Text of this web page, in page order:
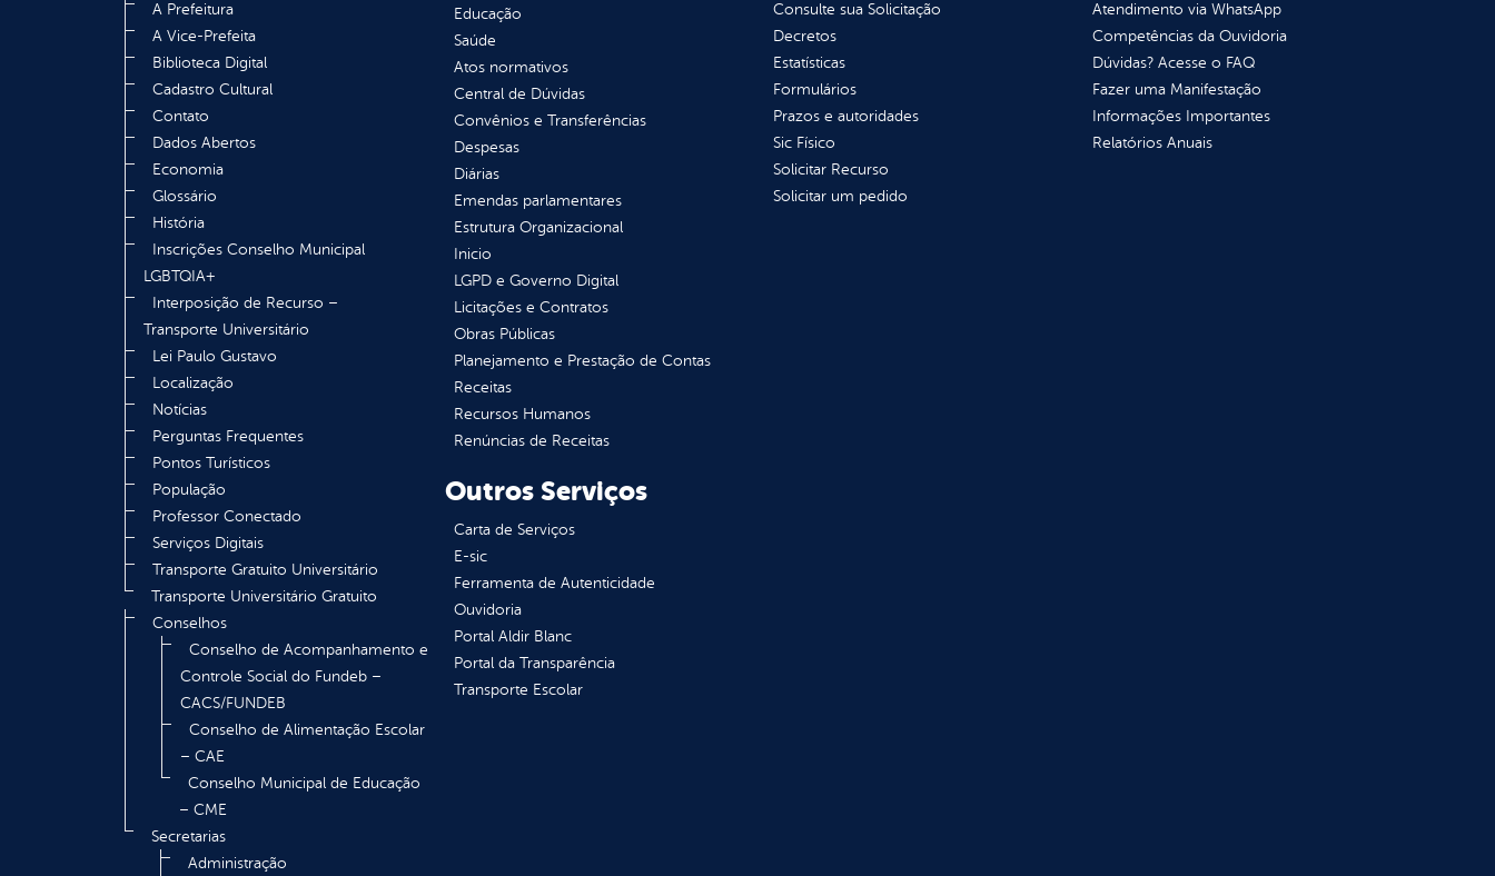
A Prefeitura
A Vice-Prefeita
Biblioteca Digital
Cadastro Cultural
Contato
Dados Abertos
Economia
Glossário
História
Inscrições Conselho Municipal
LGBTQIA+
Interposição de Recurso –
Transporte Universitário
Lei Paulo Gustavo
Localização
Notícias
Perguntas Frequentes
Pontos Turísticos
População
Professor Conectado
Serviços Digitais
Transporte Gratuito Universitário
Transporte Universitário Gratuito
Conselhos
Conselho de Acompanhamento e
Controle Social do Fundeb –
CACS/FUNDEB
Conselho de Alimentação Escolar
– CAE
Conselho Municipal de Educação
– CME
Secretarias
Administração
Educação
Saúde
Atos normativos
Central de Dúvidas
Convênios e Transferências
Despesas
Diárias
Emendas parlamentares
Estrutura Organizacional
Inicio
LGPD e Governo Digital
Licitações e Contratos
Obras Públicas
Planejamento e Prestação de Contas
Receitas
Recursos Humanos
Renúncias de Receitas
Consulte sua Solicitação
Decretos
Estatísticas
Formulários
Prazos e autoridades
Sic Físico
Solicitar Recurso
Solicitar um pedido
Atendimento via WhatsApp
Competências da Ouvidoria
Dúvidas? Acesse o FAQ
Fazer uma Manifestação
Informações Importantes
Relatórios Anuais
Outros Serviços
Carta de Serviços
E-sic
Ferramenta de Autenticidade
Ouvidoria
Portal Aldir Blanc
Portal da Transparência
Transporte Escolar